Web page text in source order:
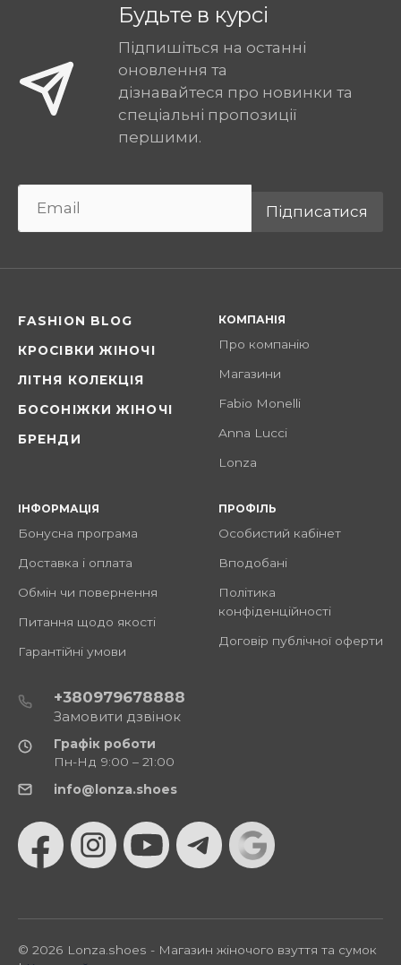
Будьте в курсі
Підпишіться на останні
оновлення та
дізнавайтеся про новинки та
спеціальні пропозиції
першими.
Підписатися
FASHION BLOG
КРОСІВКИ ЖІНОЧІ
ЛІТНЯ КОЛЕКЦІЯ
БОСОНІЖКИ ЖІНОЧІ
БРЕНДИ
КОМПАНІЯ
Про компанію
Магазини
Fabio Monelli
Anna Lucci
Lonza
ІНФОРМАЦІЯ
Бонусна програма
Доставка і оплата
Обмін чи повернення
Питання щодо якості
Гарантійні умови
ПРОФІЛЬ
Особистий кабінет
Вподобані
Політика
конфіденційності
Договір публічної оферти
+380979678888
Замовити дзвінок
Графік роботи
Пн-Нд 9:00 – 21:00
info@lonza.shoes
© 2026 Lonza.shoes - Магазин жіночого взуття та сумок